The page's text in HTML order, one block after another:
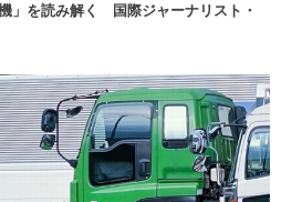
」を読み解く 国際ジャーナリスト・